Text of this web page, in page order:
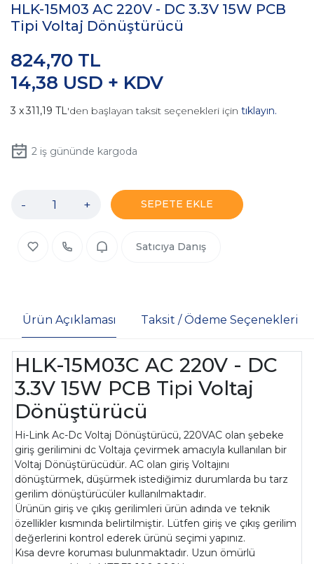
HLK-15M03 AC 220V - DC 3.3V 15W PCB
Tipi Voltaj Dönüştürücü
14,38 USD + KDV
824,70 TL
311,19 TL'den başlayan taksit seçenekleri için tıklayın.
2iş gününde kargoda
- + SEPETE EKLE
Satıcıya Danış
Ürün Açıklaması Taksit / Ödeme Seçenekleri
HLK-15M03C AC 220V - DC
3.3V 15W PCB Tipi Voltaj
Dönüştürücü
Hi-Link Ac-Dc Voltaj Dönüştürücü, 220VAC olan şebeke
giriş gerilimini dc Voltaja çevirmek amacıyla kullanılan bir
Voltaj Dönüştürücüdür. AC olan giriş Voltajını
dönüştürmek, düşürmek istediğimiz durumlarda bu tarz
gerilim dönüştürücüler kullanılmaktadır.
Ürünün giriş ve çıkış gerilimleri ürün adında ve teknik
özellikler kısmında belirtilmiştir. Lütfen giriş ve çıkış gerilim
değerlerini kontrol ederek ürünü seçimi yapınız.
Kısa devre koruması bulunmaktadır. Uzun ömürlü